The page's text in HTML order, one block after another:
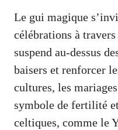
Le gui magique
célébrations à
suspend au-dessus
baisers et renforcer
cultures, les
symbole de fertilité
celtiques, comme le